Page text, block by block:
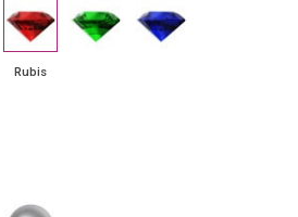
Rubis
Rubis
Emeraude
Saphir
bleu
Platine